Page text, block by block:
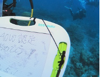
由があっても、当ツアー
者及び船長に対して損害